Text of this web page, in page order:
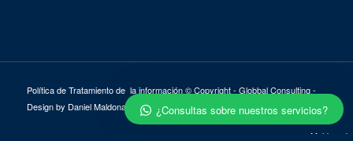
Política de Tratamiento de la información© Copyright - Globbal Consulting -
Design by Daniel Maldonado
¿Consultas sobre nuestros servicios?